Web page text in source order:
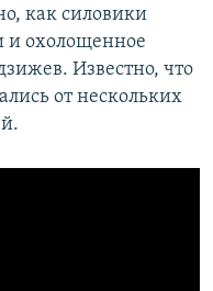
как силовики
и охолощенное
Известно, что
от нескольких